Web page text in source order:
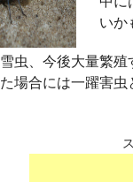
いか
虫、今後大量繁
場合には一躍害